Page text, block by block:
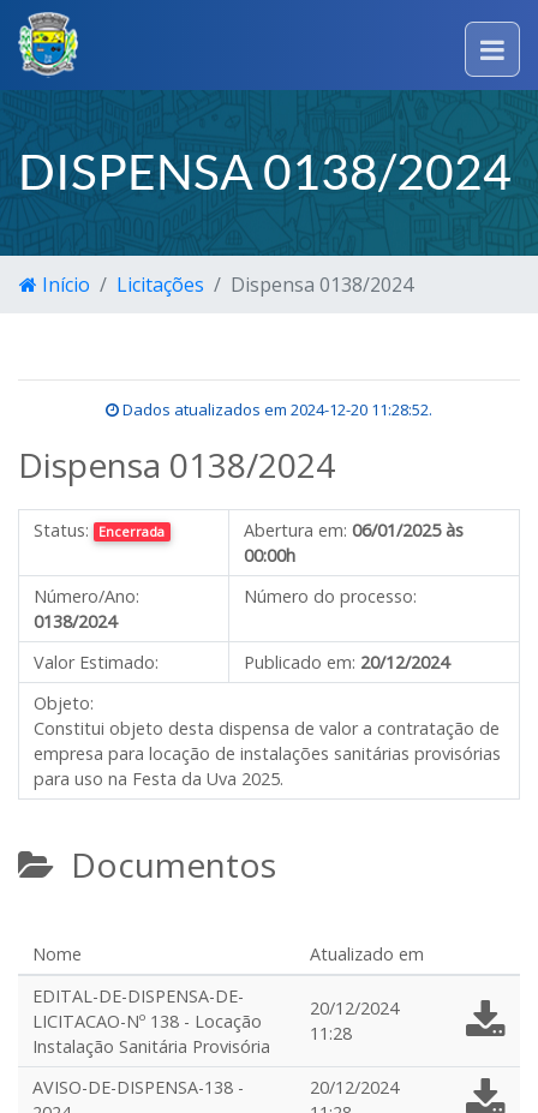
DISPENSA 0138/2024
Início Licitações Dispensa 0138/2024
Dados atualizados em 2024-12-20 11:28:52.
Dispensa 0138/2024
Status: Encerrada Abertura em: 06/01/2025 às
00:00h
Número/Ano:
0138/2024
Número do processo:
Valor Estimado: Publicado em: 20/12/2024
Objeto:
Constitui objeto desta dispensa de valor a contratação de
empresa para locação de instalações sanitárias provisórias
para uso na Festa da Uva 2025.
Documentos
Nome
Atualizado em
EDITAL-DE-DISPENSA-DE-
LICITACAO-Nº 138 - Locação
Instalação Sanitária Provisória
20/12/2024
11:28
AVISO-DE-DISPENSA-138 -
20/12/2024